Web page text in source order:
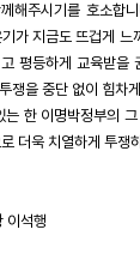
해주시기를 호소합
가 지금도 뜨겁게 느
평등하게 교육받을
쟁을 중단 없이 힘차
한 이명박정부의
더욱 치열하게 투쟁
이석행